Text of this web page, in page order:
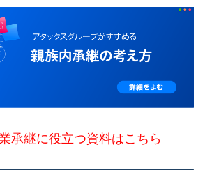
承継に役立つ資料はこちら